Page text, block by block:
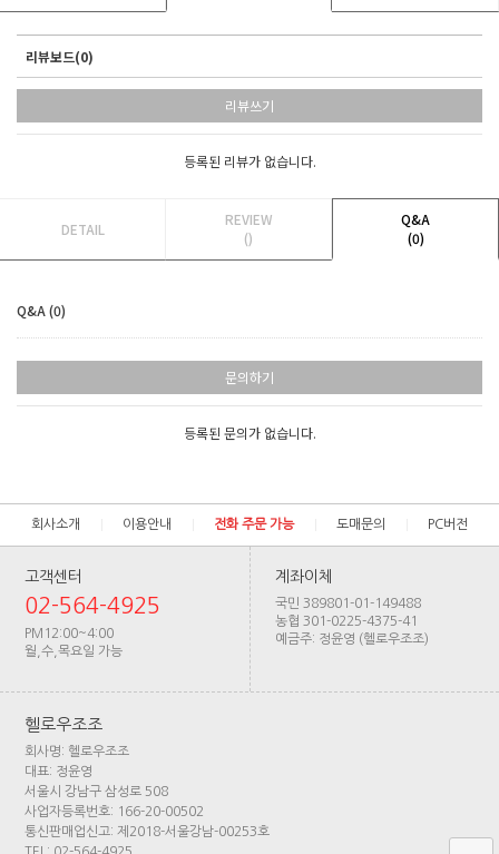
리뷰보드(0)
리뷰쓰기
등록된 리뷰가 없습니다.
DETAIL
REVIEW
()
Q&A
(0)
Q&A (0)
문의하기
등록된 문의가 없습니다.
회사소개 이용안내 전화 주문 가능 도매문의 PC버전
고객센터
02-564-4925
PM12:00~4:00
월,수,목요일 가능
계좌이체
국민 389801-01-149488
농협 301-0225-4375-41
예금주: 정윤영 (헬로우조조)
헬로우조조
회사명: 헬로우조조
대표: 정윤영
서울시 강남구 삼성로 508
사업자등록번호: 166-20-00502
통신판매업신고: 제2018-서울강남-00253호
TEL: 02-564-4925